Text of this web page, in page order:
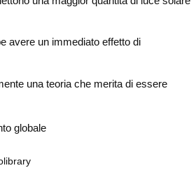
avere un immediato effetto di
una teoria che merita di essere